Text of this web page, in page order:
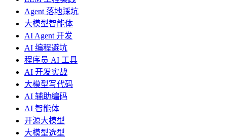
Agent 落地踩坑
大模型智能体
AI Agent 开发
AI 编程避坑
程序员 AI 工具
AI 开发实战
大模型写代码
AI 辅助编码
AI 智能体
开源大模型
大模型选型